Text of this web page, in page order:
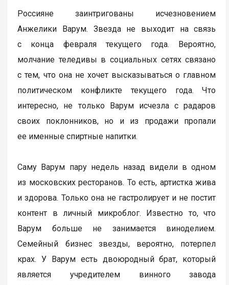
Россияне заинтригованы исчезновением
Анжелики Варум. Звезда не выходит на связь
с конца февраля текущего года. Вероятно,
молчание теледивы в социальных сетях связано
с тем, что она не хочет высказываться о главном
политическом конфликте текущего года. Что
интересно, не только Варум исчезла с радаров
своих поклонников, но и из продажи пропали
ее именные спиртные напитки.
Саму Варум пару недель назад видели в одном
из московских ресторанов. То есть, артистка жива
и здорова. Только она не гастролирует и не постит
контент в личный микроблог. Известно то, что
Варум больше не занимается виноделием.
Семейный бизнес звезды, вероятно, потерпел
крах. У Варум есть двоюродный брат, который
является учредителем винного завода